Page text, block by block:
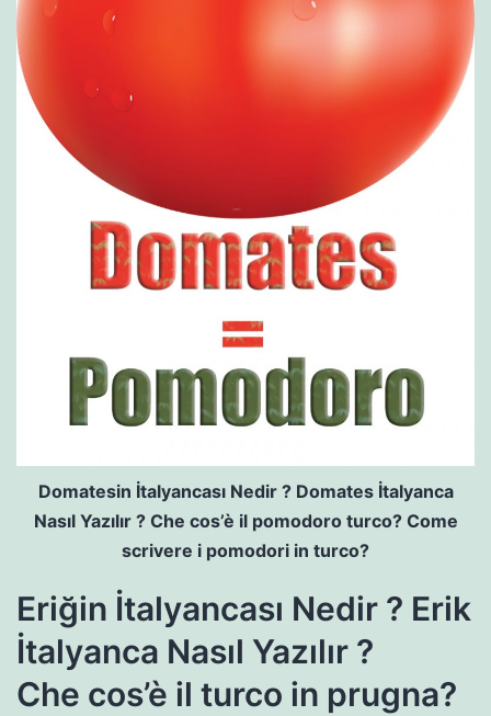
Domatesin İtalyancası Nedir ? Domates İtalyanca
Nasıl Yazılır ? Che cos’è il pomodoro turco? Come
scrivere i pomodori in turco?
Eriğin İtalyancası Nedir ? Erik
İtalyanca Nasıl Yazılır ?
Che cos’è il turco in prugna?